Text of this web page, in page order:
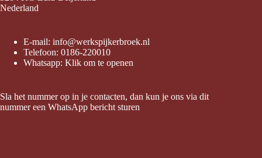
Nederland
E-mail: info@werkspijkerbroek.nl
Telefoon: 0186-220010
Whatsapp: Klik om te openen
Sla het nummer op in je contacten, dan kun je ons via dit
nummer een WhatsApp bericht sturen